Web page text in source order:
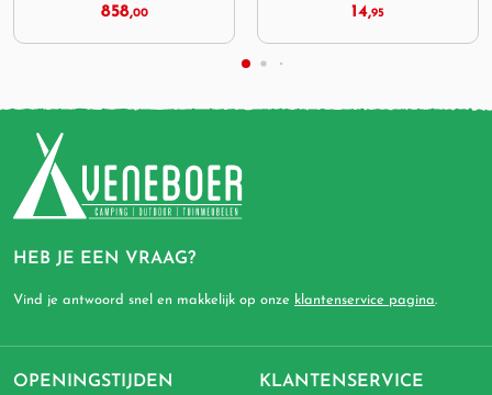
14,
HEB JE EEN VRAAG?
Vind je antwoord snel en makkelijk op onze klantenservice pagina.
OPENINGSTIJDEN KLANTENSERVICE